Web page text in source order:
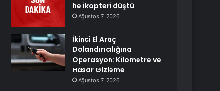
helikopteri düştü
Ağustos 7, 2026
İkinci El Araç
Dolandırıcılığına
Operasyon: Kilometre ve
Hasar Gizleme
Ağustos 7, 2026